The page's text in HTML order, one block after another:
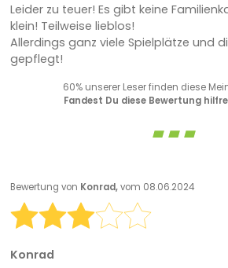
Leider zu teuer! Es gibt keine
klein! Teilweise lieblos!
Allerdings ganz viele Spielplätze und
gepflegt!
60% unserer Leser finden diese
Fandest Du diese Bewertung
Bewertung von Konrad,vom 08.06.2024
Konrad